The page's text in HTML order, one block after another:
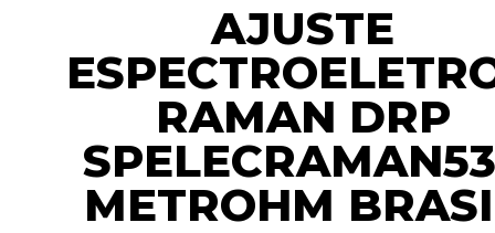
AJUSTE
RAMAN DRP
METROHM